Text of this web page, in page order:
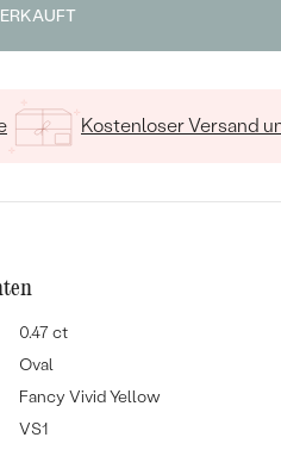
DIAMANTEN
Kostenloser Versand
0.47 ct
Oval
Fancy Vivid Yellow
VS1